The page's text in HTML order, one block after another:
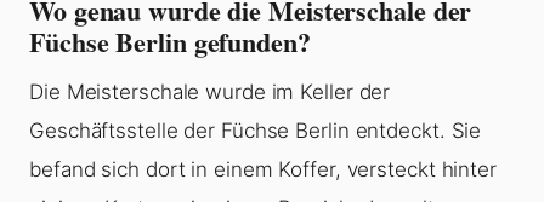
Wo genau wurde die Meisterschale der
Füchse Berlin gefunden?
Die Meisterschale wurde im Keller der
Geschäftsstelle der Füchse Berlin entdeckt. Sie
befand sich dort in einem Koffer, versteckt hinter